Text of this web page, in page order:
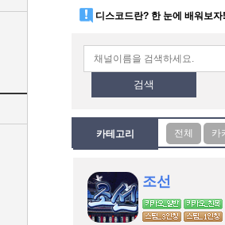
디스코드란? 한 눈에 배워보자!
검색
카테고리
조선